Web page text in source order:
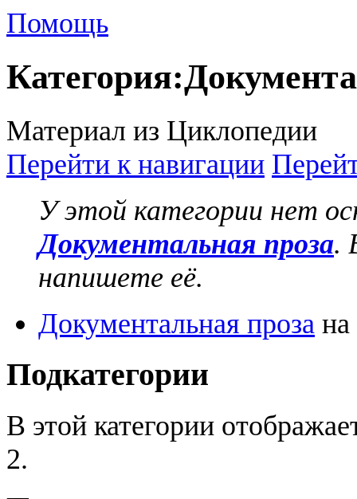
Помощь
Категория:
Материал из Циклопедии
Перейти к навигации
У этой категории нет
Документальная проза.
напишете её.
Документальная проза на
Подкатегории
В этой категории
2.